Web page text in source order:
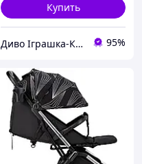
Купить
Диво Іграшка-Канцтовари 95%